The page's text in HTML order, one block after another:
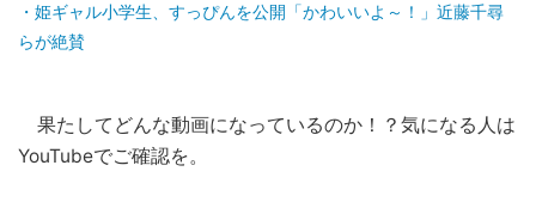
姫ギャル小学生、すっぴんを公開「かわいいよ～！」近藤千尋
らが絶賛
果たしてどんな動画になっているのか！？気になる人は
YouTubeでご確認を。